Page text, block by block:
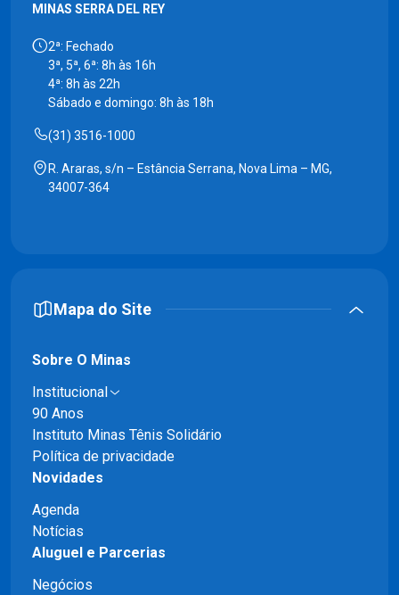
MINAS SERRA DEL REY
2ª: Fechado
3ª, 5ª, 6ª: 8h às 16h
4ª: 8h às 22h
Sábado e domingo: 8h às 18h
(31) 3516-1000
R. Araras, s/n – Estância Serrana, Nova Lima – MG,
34007-364
Mapa do Site
Sobre O Minas
Institucional
90 Anos
Instituto Minas Tênis Solidário
Política de privacidade
Novidades
Agenda
Notícias
Aluguel e Parcerias
Negócios